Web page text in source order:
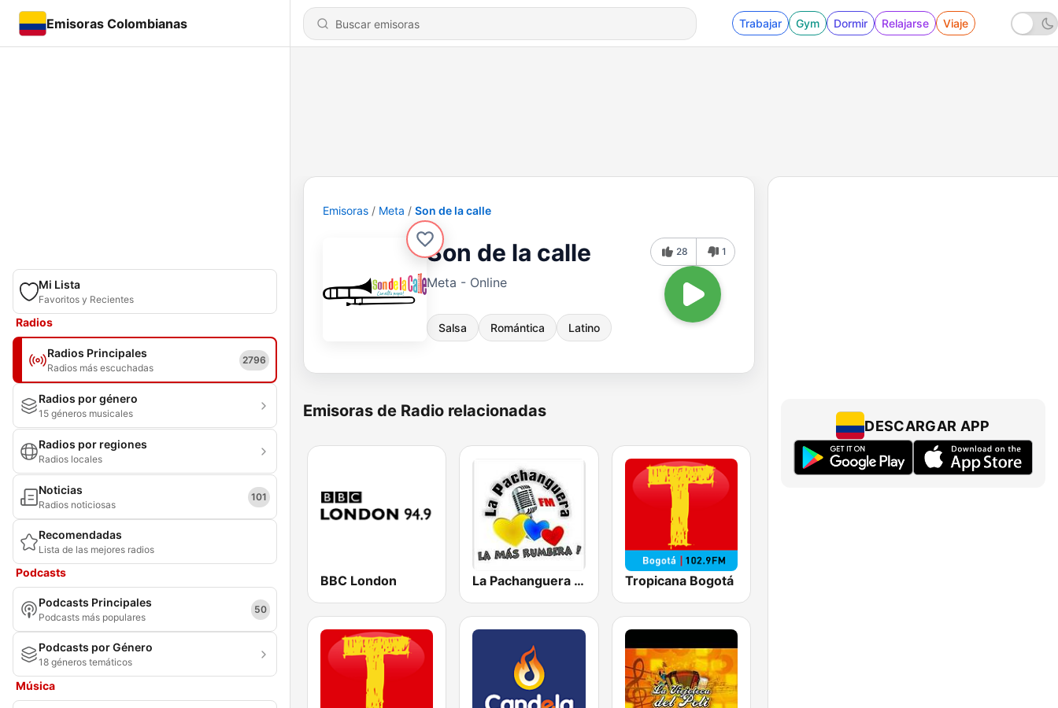
Emisoras Colombianas Trabajar Gym Dormir Relajarse Viaje
Mi Lista
Favoritos y Recientes
Radios
Radios Principales
Radios más escuchadas
2796
Radios por género
15 géneros musicales
Radios por regiones
Radios locales
Noticias
Radios noticiosas
101
Recomendadas
Lista de las mejores radios
Podcasts
Podcasts Principales
Podcasts más populares
50
Podcasts por Género
18 géneros temáticos
Música
Emisoras Meta Son de la calle
Son de la calle
Meta - Online
Salsa Romántica Latino
28 1
Emisoras de Radio relacionadas
BBC London La Pachanguera FM Tropicana Bogotá
DESCARGAR APP